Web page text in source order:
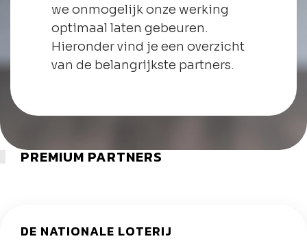
we onmogelijk onze werking
optimaal laten gebeuren.
Hieronder vind je een overzicht
van de belangrijkste partners.
PREMIUM PARTNERS
DE NATIONALE LOTERIJ